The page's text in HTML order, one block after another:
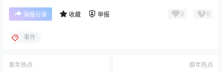
海报分享 收藏 举报 0 0
事件
那年热点 那年热点